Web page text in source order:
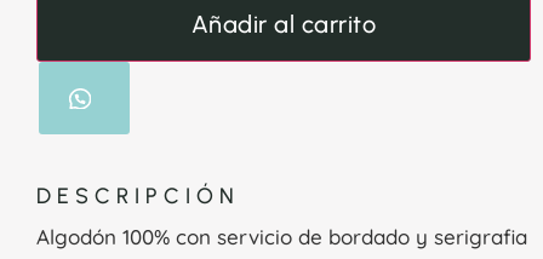
Añadir al carrito
DESCRIPCIÓN
Algodón 100% con servicio de bordado y serigrafia